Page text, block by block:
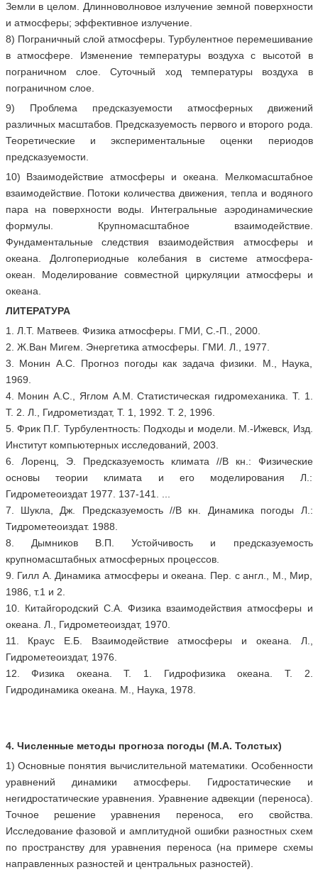
Земли в целом. Длинноволновое излучение земной поверхности
и атмосферы; эффективное излучение.
8) Пограничный слой атмосферы. Турбулентное перемешивание
в атмосфере. Изменение температуры воздуха с высотой в
пограничном слое. Суточный ход температуры воздуха в
пограничном слое.
9) Проблема предсказуемости атмосферных движений
различных масштабов. Предсказуемость первого и второго рода.
Теоретические и экспериментальные оценки периодов
предсказуемости.
10) Взаимодействие атмосферы и океана. Мелкомасштабное
взаимодействие. Потоки количества движения, тепла и водяного
пара на поверхности воды. Интегральные аэродинамические
формулы. Крупномасштабное взаимодействие.
Фундаментальные следствия взаимодействия атмосферы и
океана. Долгопериодные колебания в системе атмосфера-
океан. Моделирование совместной циркуляции атмосферы и
океана.
ЛИТЕРАТУРА
1. Л.Т. Матвеев. Физика атмосферы. ГМИ, С.-П., 2000.
2. Ж.Ван Мигем. Энергетика атмосферы. ГМИ. Л., 1977.
3. Монин А.С. Прогноз погоды как задача физики. М., Наука,
1969.
4. Монин А.С., Яглом А.М. Статистическая гидромеханика. Т. 1.
Т. 2. Л., Гидрометиздат, Т. 1, 1992. Т. 2, 1996.
5. Фрик П.Г. Турбулентность: Подходы и модели. М.-Ижевск, Изд.
Институт компьютерных исследований, 2003.
6. Лоренц, Э. Предсказуемость климата //В кн.: Физические
основы теории климата и его моделирования Л.:
Гидрометеоиздат 1977. 137-141. ...
7. Шукла, Дж. Предсказуемость //В кн. Динамика погоды Л.:
Тидрометеоиздат. 1988.
8. Дымников В.П. Устойчивость и предсказуемость
крупномасштабных атмосферных процессов.
9. Гилл А. Динамика атмосферы и океана. Пер. с англ., М., Мир,
1986, т.1 и 2.
10. Китайгородский С.А. Физика взаимодействия атмосферы и
океана. Л., Гидрометеоиздат, 1970.
11. Краус Е.Б. Взаимодействие атмосферы и океана. Л.,
Гидрометеоиздат, 1976.
12. Физика океана. Т. 1. Гидрофизика океана. Т. 2.
Гидродинамика океана. М., Наука, 1978.
4. Численные методы прогноза погоды (М.А. Толстых)
1) Основные понятия вычислительной математики. Особенности
уравнений динамики атмосферы. Гидростатические и
негидростатические уравнения. Уравнение адвекции (переноса).
Точное решение уравнения переноса, его свойства.
Исследование фазовой и амплитудной ошибки разностных схем
по пространству для уравнения переноса (на примере схемы
направленных разностей и центральных разностей).